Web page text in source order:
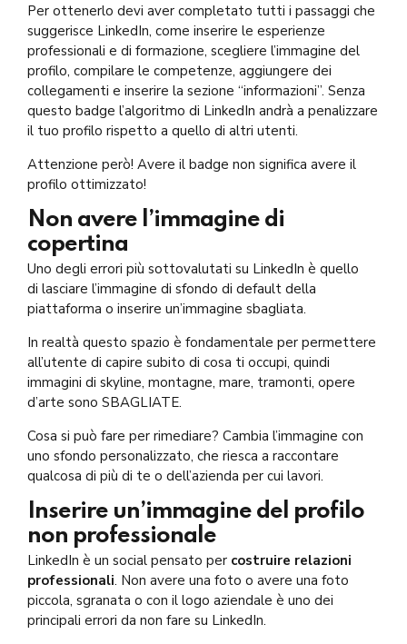
Per ottenerlo devi aver completato tutti i passaggi che
suggerisce LinkedIn, come inserire le esperienze
professionali e di formazione, scegliere l’immagine del
profilo, compilare le competenze, aggiungere dei
collegamenti e inserire la sezione “informazioni”. Senza
questo badge l’algoritmo di LinkedIn andrà a penalizzare
il tuo profilo rispetto a quello di altri utenti.
Attenzione però! Avere il badge non significa avere il
profilo ottimizzato!
Non avere l’immagine di
copertina
Uno degli errori più sottovalutati su LinkedIn è quello
di lasciare l’immagine di sfondo di default della
piattaforma o inserire un’immagine sbagliata.
In realtà questo spazio è fondamentale per permettere
all’utente di capire subito di cosa ti occupi, quindi
immagini di skyline, montagne, mare, tramonti, opere
d’arte sono SBAGLIATE.
Cosa si può fare per rimediare? Cambia l’immagine con
uno sfondo personalizzato, che riesca a raccontare
qualcosa di più di te o dell’azienda per cui lavori.
Inserire un’immagine del profilo
non professionale
LinkedIn è un social pensato per costruire relazioni
professionali. Non avere una foto o avere una foto
piccola, sgranata o con il logo aziendale è uno dei
principali errori da non fare su LinkedIn.